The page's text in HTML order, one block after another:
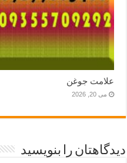
علامت جوغن
می 20, 2026
دیدگاهتان را بنویسید